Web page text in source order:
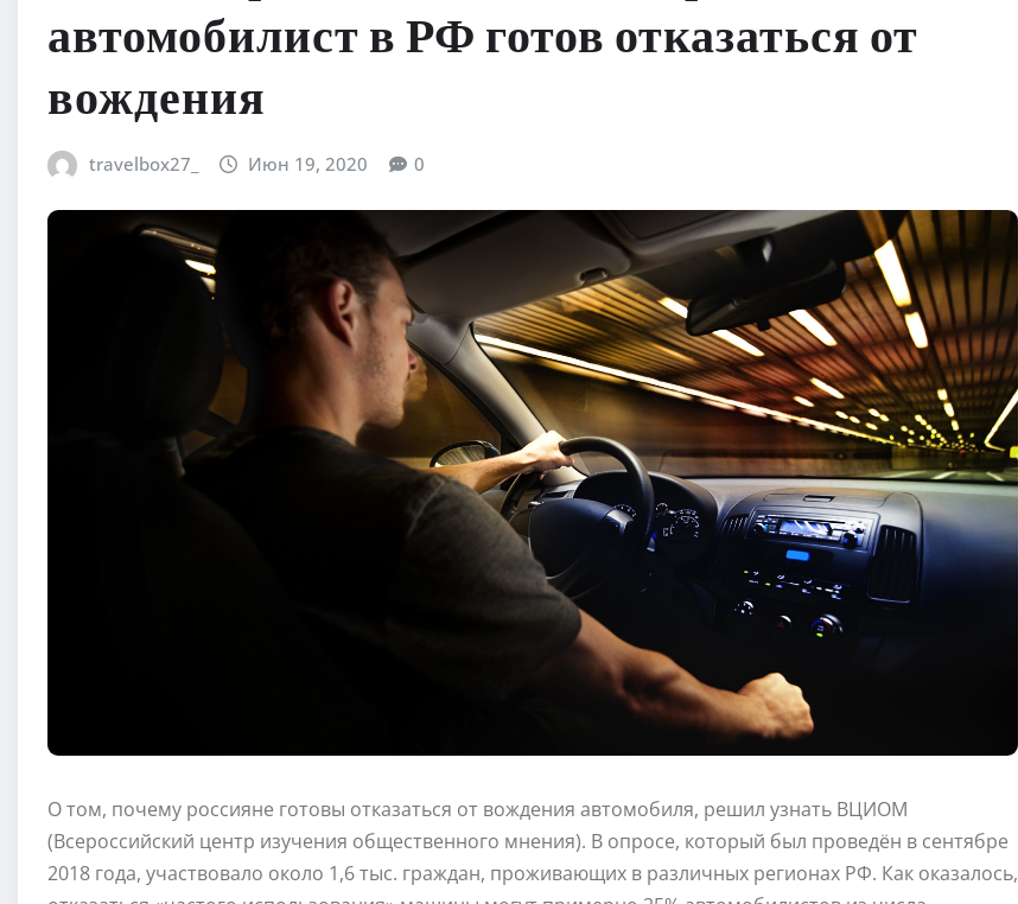
автомобилист в РФ готов отказаться от
вождения
travelbox27_ Июн 19, 2020 0
О том, почему россияне готовы отказаться от вождения автомобиля, решил узнать ВЦИОМ
(Всероссийский центр изучения общественного мнения). В опросе, который был проведён в сентябре
2018 года, участвовало около 1,6 тыс. граждан, проживающих в различных регионах РФ. Как оказалось,